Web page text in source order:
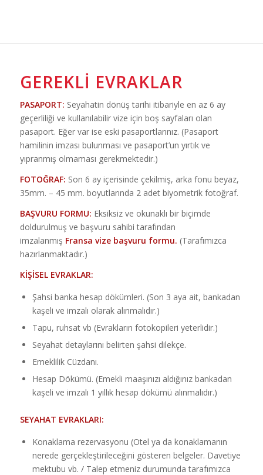
GEREKLI EVRAKLAR
PASAPORT: Seyahatin dönüş tarihi itibariyle en az 6 ay
geçerliliği ve kullanılabilir vize için boş sayfaları olan
pasaport. Eğer var ise eski pasaportlarınız. (Pasaport
hamilinin imzası bulunması ve pasaport’un yırtık ve
yıpranmış olmaması gerekmektedir.)
FOTOĞRAF: Son 6 ay içerisinde çekilmiş, arka fonu beyaz,
35mm. – 45 mm. boyutlarında 2 adet biyometrik fotoğraf.
BAŞVURU FORMU: Eksiksiz ve okunaklı bir biçimde
doldurulmuş ve başvuru sahibi tarafından
imzalanmış Fransa vize başvuru formu. (Tarafımızca
hazırlanmaktadır.)
KİŞİSEL EVRAKLAR:
Şahsi banka hesap dökümleri. (Son 3 aya ait, bankadan
kaşeli ve imzalı olarak alınmalıdır.)
Tapu, ruhsat vb (Evrakların fotokopileri yeterlidir.)
Seyahat detaylarını belirten şahsi dilekçe.
Emeklilik Cüzdanı.
Hesap Dökümü. (Emekli maaşınızı aldığınız bankadan
kaşeli ve imzalı 1 yıllık hesap dökümü alınmalıdır.)
SEYAHAT EVRAKLARI:
Konaklama rezervasyonu (Otel ya da konaklamanın
nerede gerçekleştirileceğini gösteren belgeler. Davetiye
mektubu vb. / Talep etmeniz durumunda tarafımızca